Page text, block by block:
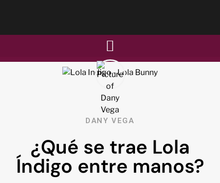
DANY VEGA
¿Qué se trae Lola
Índigo entre manos?